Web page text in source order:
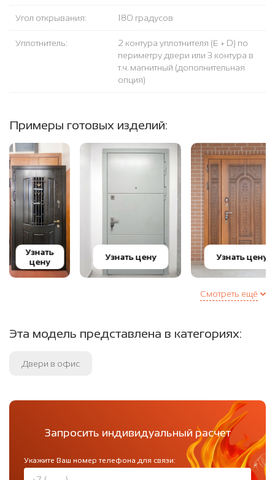
Угол открывания: 180 градусов
Уплотнитель:
2 контура уплотнителя (Е + D) по
периметру двери или 3 контура в
т.ч. магнитный (дополнительная
опция)
Примеры готовых изделий:
Узнать
цену
Узнать цену Узнать цену
Смотреть ещё
Эта модель представлена в категориях:
Двери в офис
Запросить индивидуальный расчет
Укажите Ваш номер телефона для связи: